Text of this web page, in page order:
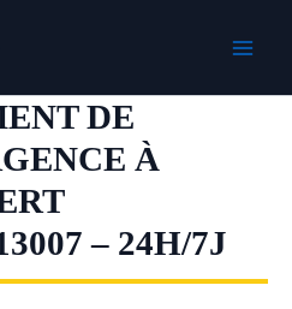
DE
À
– 24H/7J